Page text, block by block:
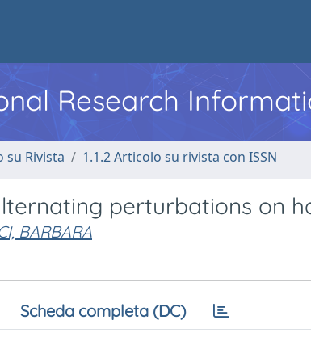
Research
su Rivista 1.1.2 Articolo su rivista con ISSN
perturbations on
BARBARA
Scheda completa (DC)